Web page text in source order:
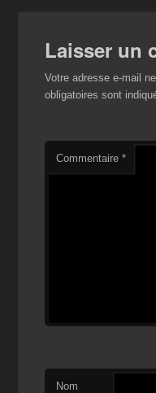
k
is
h
Laisser un
Votre adresse e-mail
obligatoires sont
Commentaire*
Nom